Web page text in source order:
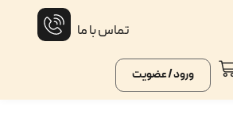
تماس با ما
ورود / عضویت